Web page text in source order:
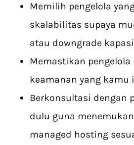
Memilih pengelola
skalabilitas supaya
atau downgrade
Memastikan
keamanan yang kamu
Berkonsultasi dengan
dulu guna
managed hosting